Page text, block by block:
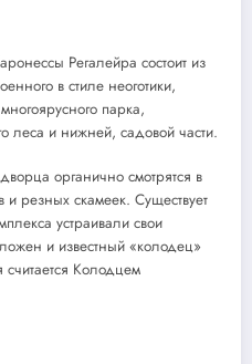
Регалейра состоит из
в стиле неоготики,
парка,
леса и нижней, садовой части.
органично смотрятся в
и резных скамеек. Существует
устраивали свои
и известный «колодец»
Колодцем